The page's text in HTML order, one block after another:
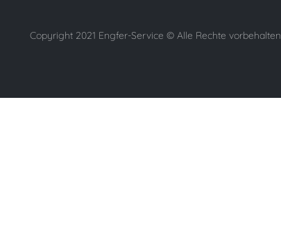
Copyright 2021 Engfer-Service © Alle Rechte vorbehalten